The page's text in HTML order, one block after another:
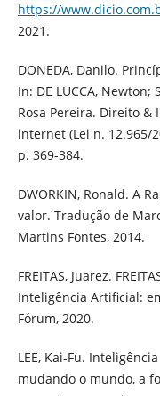
https://
2021.
DONEDA, Danilo.
In: DE LUCCA, Newton;
Rosa Pereira. Direito &
internet (Lei n. 12.965/
p. 369-384.
DWORKIN, Ronald. A
valor. Tradução de
Martins Fontes, 2014.
FREITAS, Juarez.
Inteligência Artificial:
Fórum, 2020.
LEE, Kai-Fu.
mudando o mundo, a